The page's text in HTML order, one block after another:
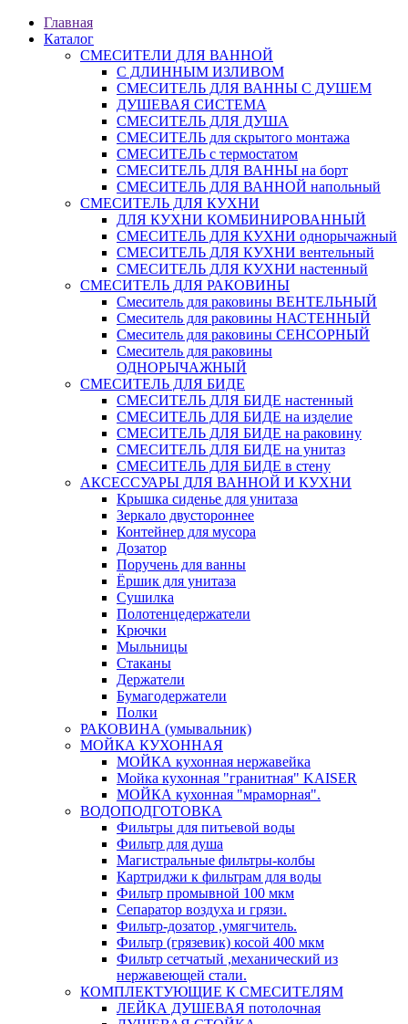
Главная
Каталог
СМЕСИТЕЛИ ДЛЯ ВАННОЙ
С ДЛИННЫМ ИЗЛИВОМ
СМЕСИТЕЛЬ ДЛЯ ВАННЫ С ДУШЕМ
ДУШЕВАЯ СИСТЕМА
СМЕСИТЕЛЬ ДЛЯ ДУША
СМЕСИТЕЛЬ для скрытого монтажа
СМЕСИТЕЛЬ с термостатом
СМЕСИТЕЛЬ ДЛЯ ВАННЫ на борт
СМЕСИТЕЛЬ ДЛЯ ВАННОЙ напольный
СМЕСИТЕЛЬ ДЛЯ КУХНИ
ДЛЯ КУХНИ КОМБИНИРОВАННЫЙ
СМЕСИТЕЛЬ ДЛЯ КУХНИ однорычажный
СМЕСИТЕЛЬ ДЛЯ КУХНИ вентельный
СМЕСИТЕЛЬ ДЛЯ КУХНИ настенный
СМЕСИТЕЛЬ ДЛЯ РАКОВИНЫ
Смеситель для раковины ВЕНТЕЛЬНЫЙ
Смеситель для раковины НАСТЕННЫЙ
Смеситель для раковины СЕНСОРНЫЙ
Смеситель для раковины
ОДНОРЫЧАЖНЫЙ
СМЕСИТЕЛЬ ДЛЯ БИДЕ
СМЕСИТЕЛЬ ДЛЯ БИДЕ настенный
СМЕСИТЕЛЬ ДЛЯ БИДЕ на изделие
СМЕСИТЕЛЬ ДЛЯ БИДЕ на раковину
СМЕСИТЕЛЬ ДЛЯ БИДЕ на унитаз
СМЕСИТЕЛЬ ДЛЯ БИДЕ в стену
АКСЕССУАРЫ ДЛЯ ВАННОЙ И КУХНИ
Крышка сиденье для унитаза
Зеркало двустороннее
Контейнер для мусора
Дозатор
Поручень для ванны
Ёршик для унитаза
Сушилка
Полотенцедержатели
Крючки
Мыльницы
Стаканы
Держатели
Бумагодержатели
Полки
РАКОВИНА (умывальник)
МОЙКА КУХОННАЯ
МОЙКА кухонная нержавейка
Мойка кухонная "гранитная" KAISER
МОЙКА кухонная "мраморная".
ВОДОПОДГОТОВКА
Фильтры для питьевой воды
Фильтр для душа
Магистральные фильтры-колбы
Картриджи к фильтрам для воды
Фильтр промывной 100 мкм
Сепаратор воздуха и грязи.
Фильтр-дозатор ,умягчитель.
Фильтр (грязевик) косой 400 мкм
Фильтр сетчатый ,механический из
нержавеющей стали.
КОМПЛЕКТУЮЩИЕ К СМЕСИТЕЛЯМ
ЛЕЙКА ДУШЕВАЯ потолочная